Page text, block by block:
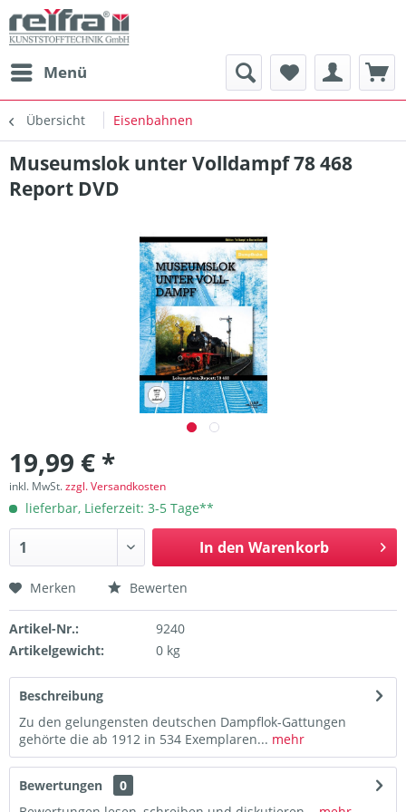
Menü
Übersicht Eisenbahnen
Museumslok unter Volldampf 78 468
Report DVD
19,99 € *
inkl. MwSt.zzgl. Versandkosten
lieferbar, Lieferzeit: 3-5 Tage**
In den Warenkorb
Merken Bewerten
Artikel-Nr.:
9240
Artikelgewicht:
0 kg
Beschreibung
Zu den gelungensten deutschen Dampflok-Gattungen
gehörte die ab 1912 in 534 Exemplaren... mehr
Bewertungen
0